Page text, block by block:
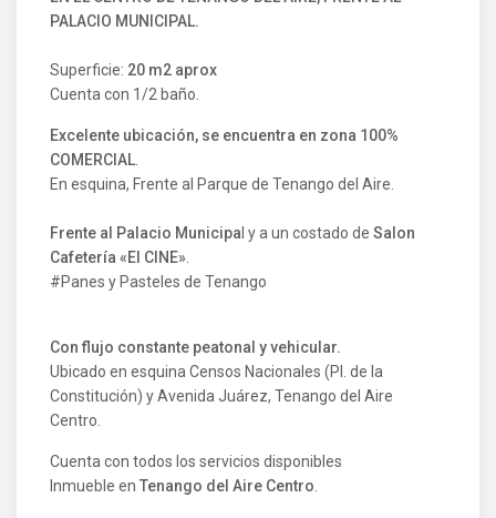
PALACIO MUNICIPAL.
Superficie: 20 m2 aprox
Cuenta con 1/2 baño.
Excelente ubicación, se encuentra en zona 100%
COMERCIAL
En esquina, Frente al Parque de Tenango del Aire.
Frente al Palacio Municipa l y a un costado deSalon
Cafetería «El CINE»
#Panes y Pasteles de Tenango
Con flujo constante peatonal y vehicular.
Ubicado en esquina Censos Nacionales (PI. de la
Constitución) y Avenida Juárez, Tenango del Aire
Centro.
Cuenta con todos los servicios disponibles
Inmueble en Tenango del Aire Centro